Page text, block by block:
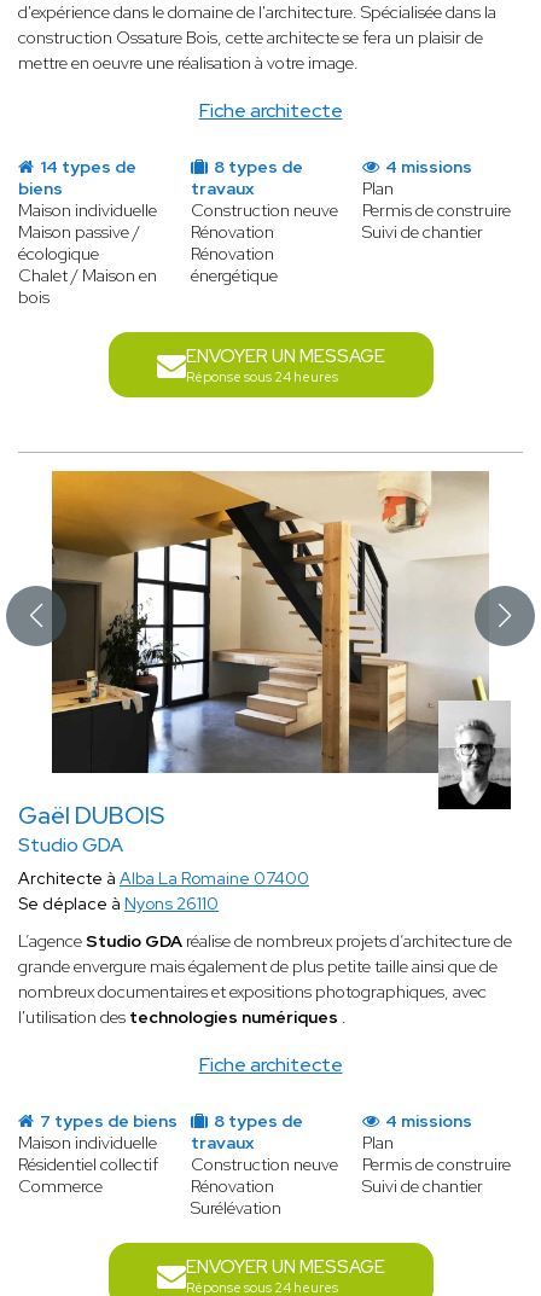
Fiche architecte
d'expérience dans le domaine de l'architecture. Spécialisée dans la
construction Ossature Bois, cette architecte se fera un plaisir de
mettre en oeuvre une réalisation à votre image.
14 types de
biens
Maison individuelle
Maison passive /
écologique
Chalet / Maison en
bois
8 types de
travaux
Construction neuve
Rénovation
Rénovation
énergétique
4 missions
Plan
Permis de construire
Suivi de chantier
ENVOYER UN MESSAGE
Réponse sous 24 heures
Gaël DUBOIS
Studio GDA
Fiche architecte
Architecte à Alba La Romaine 07400
Se déplace à Nyons 26110
L’agenceStudio GDA réalise de nombreux projets d’architecture de
grande envergure mais également de plus petite taille ainsi que de
nombreux documentaires et expositions photographiques, avec
l'utilisation des technologies numériques .
7 types de biens
Maison individuelle
Résidentiel collectif
Commerce
8 types de
travaux
Construction neuve
Rénovation
Surélévation
4 missions
Plan
Permis de construire
Suivi de chantier
ENVOYER UN MESSAGE
Réponse sous 24 heures